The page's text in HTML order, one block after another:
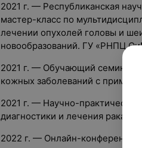
2021 г. — Республиканская
мастер-класс по
лечении опухолей головы и
новообразований. ГУ «РНПЦ
2021 г. — Обучающий семинар
кожных заболеваний с
2021 г. — Научно-
диагностики и лечения рака
2022 г. — Онлайн-конференция